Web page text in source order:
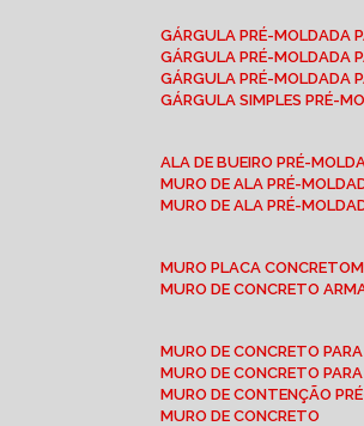
GÁRGULA PRÉ-MOLDADA
GÁRGULA PRÉ-MOLDADA
GÁRGULA PRÉ-MOLDADA
GÁRGULA SIMPLES PRÉ-
ALA DE BUEIRO PRÉ-
MURO DE ALA PRÉ-
MURO DE ALA PRÉ-
MURO PLACA CONCRETO
MURO DE CONCRETO
MURO DE CONCRETO
MURO DE CONCRETO
MURO DE CONTENÇÃO
MURO DE CONCRETO